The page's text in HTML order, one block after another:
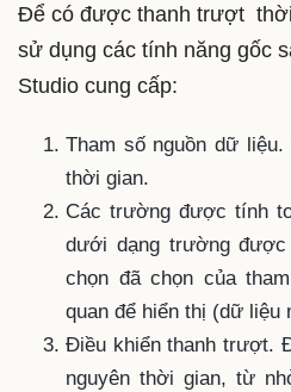
Để có được thanh trượt
sử dụng các tính năng gốc
Studio cung cấp:
Tham số nguồn dữ
thời gian.
Các trường được tính
dưới dạng trường
chọn đã chọn của
quan để hiển thị (dữ liệu
Điều khiển thanh trượt.
nguyên thời gian, từ